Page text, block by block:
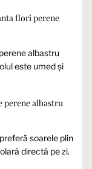
flori perene
albastru
este umed și
perene albastru
soarele plin
directă pe zi.